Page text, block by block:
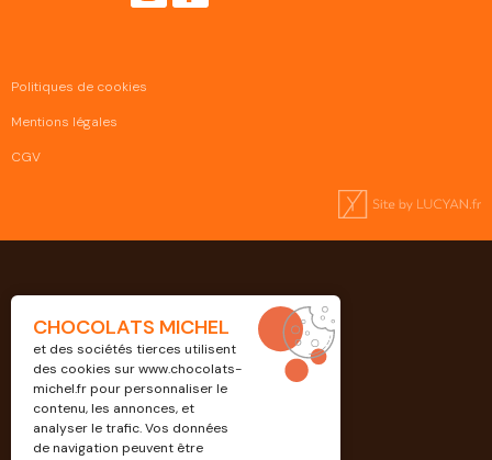
Politiques de cookies
Mentions légales
CGV
CHOCOLATS MICHEL
et des sociétés tierces utilisent
des cookies surwww.chocolats-
michel.frpour personnaliser le
contenu, les annonces, et
analyser le trafic. Vos données
de navigation peuvent être